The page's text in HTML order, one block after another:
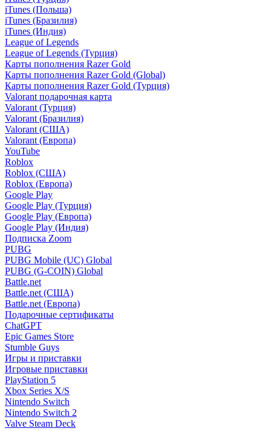
iTunes (Польша)
iTunes (Бразилия)
iTunes (Индия)
League of Legends
League of Legends (Турция)
Карты пополнения Razer Gold
Карты пополнения Razer Gold (Global)
Карты пополнения Razer Gold (Турция)
Valorant подарочная карта
Valorant (Турция)
Valorant (Бразилия)
Valorant (США)
Valorant (Европа)
YouTube
Roblox
Roblox (США)
Roblox (Европа)
Google Play
Google Play (Турция)
Google Play (Европа)
Google Play (Индия)
Подписка Zoom
PUBG
PUBG Mobile (UC) Global
PUBG (G-COIN) Global
Battle.net
Battle.net (США)
Battle.net (Европа)
Подарочные сертификаты
ChatGPT
Epic Games Store
Stumble Guys
Игры и приставки
Игровые приставки
PlayStation 5
Xbox Series X/S
Nintendo Switch
Nintendo Switch 2
Valve Steam Deck